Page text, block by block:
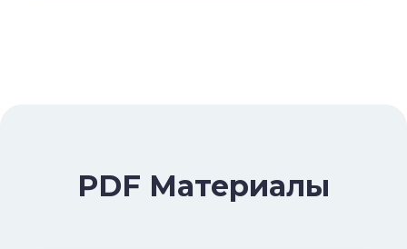
PDF Материалы